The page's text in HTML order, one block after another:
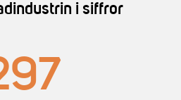
i siffror